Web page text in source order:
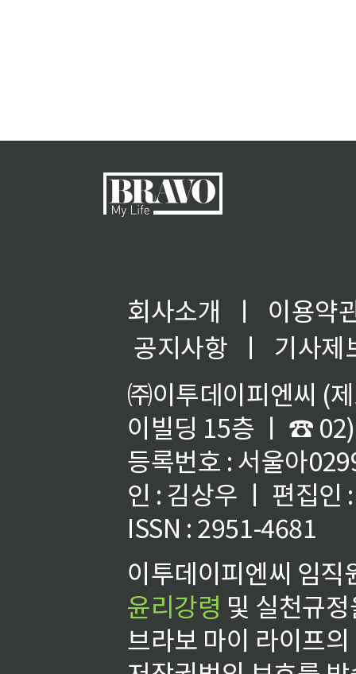
회사소개 ㅣ
이용약
공지사항
ㅣ
기사제
㈜이투데이피엔씨 (
이빌딩 15층 ㅣ ☎
등록번호 : 서울아
인 : 김상우 ㅣ 편집인
ISSN : 2951-4681
이투데이피엔씨 임
윤리강령 및 실천규
브라보 마이 라이프